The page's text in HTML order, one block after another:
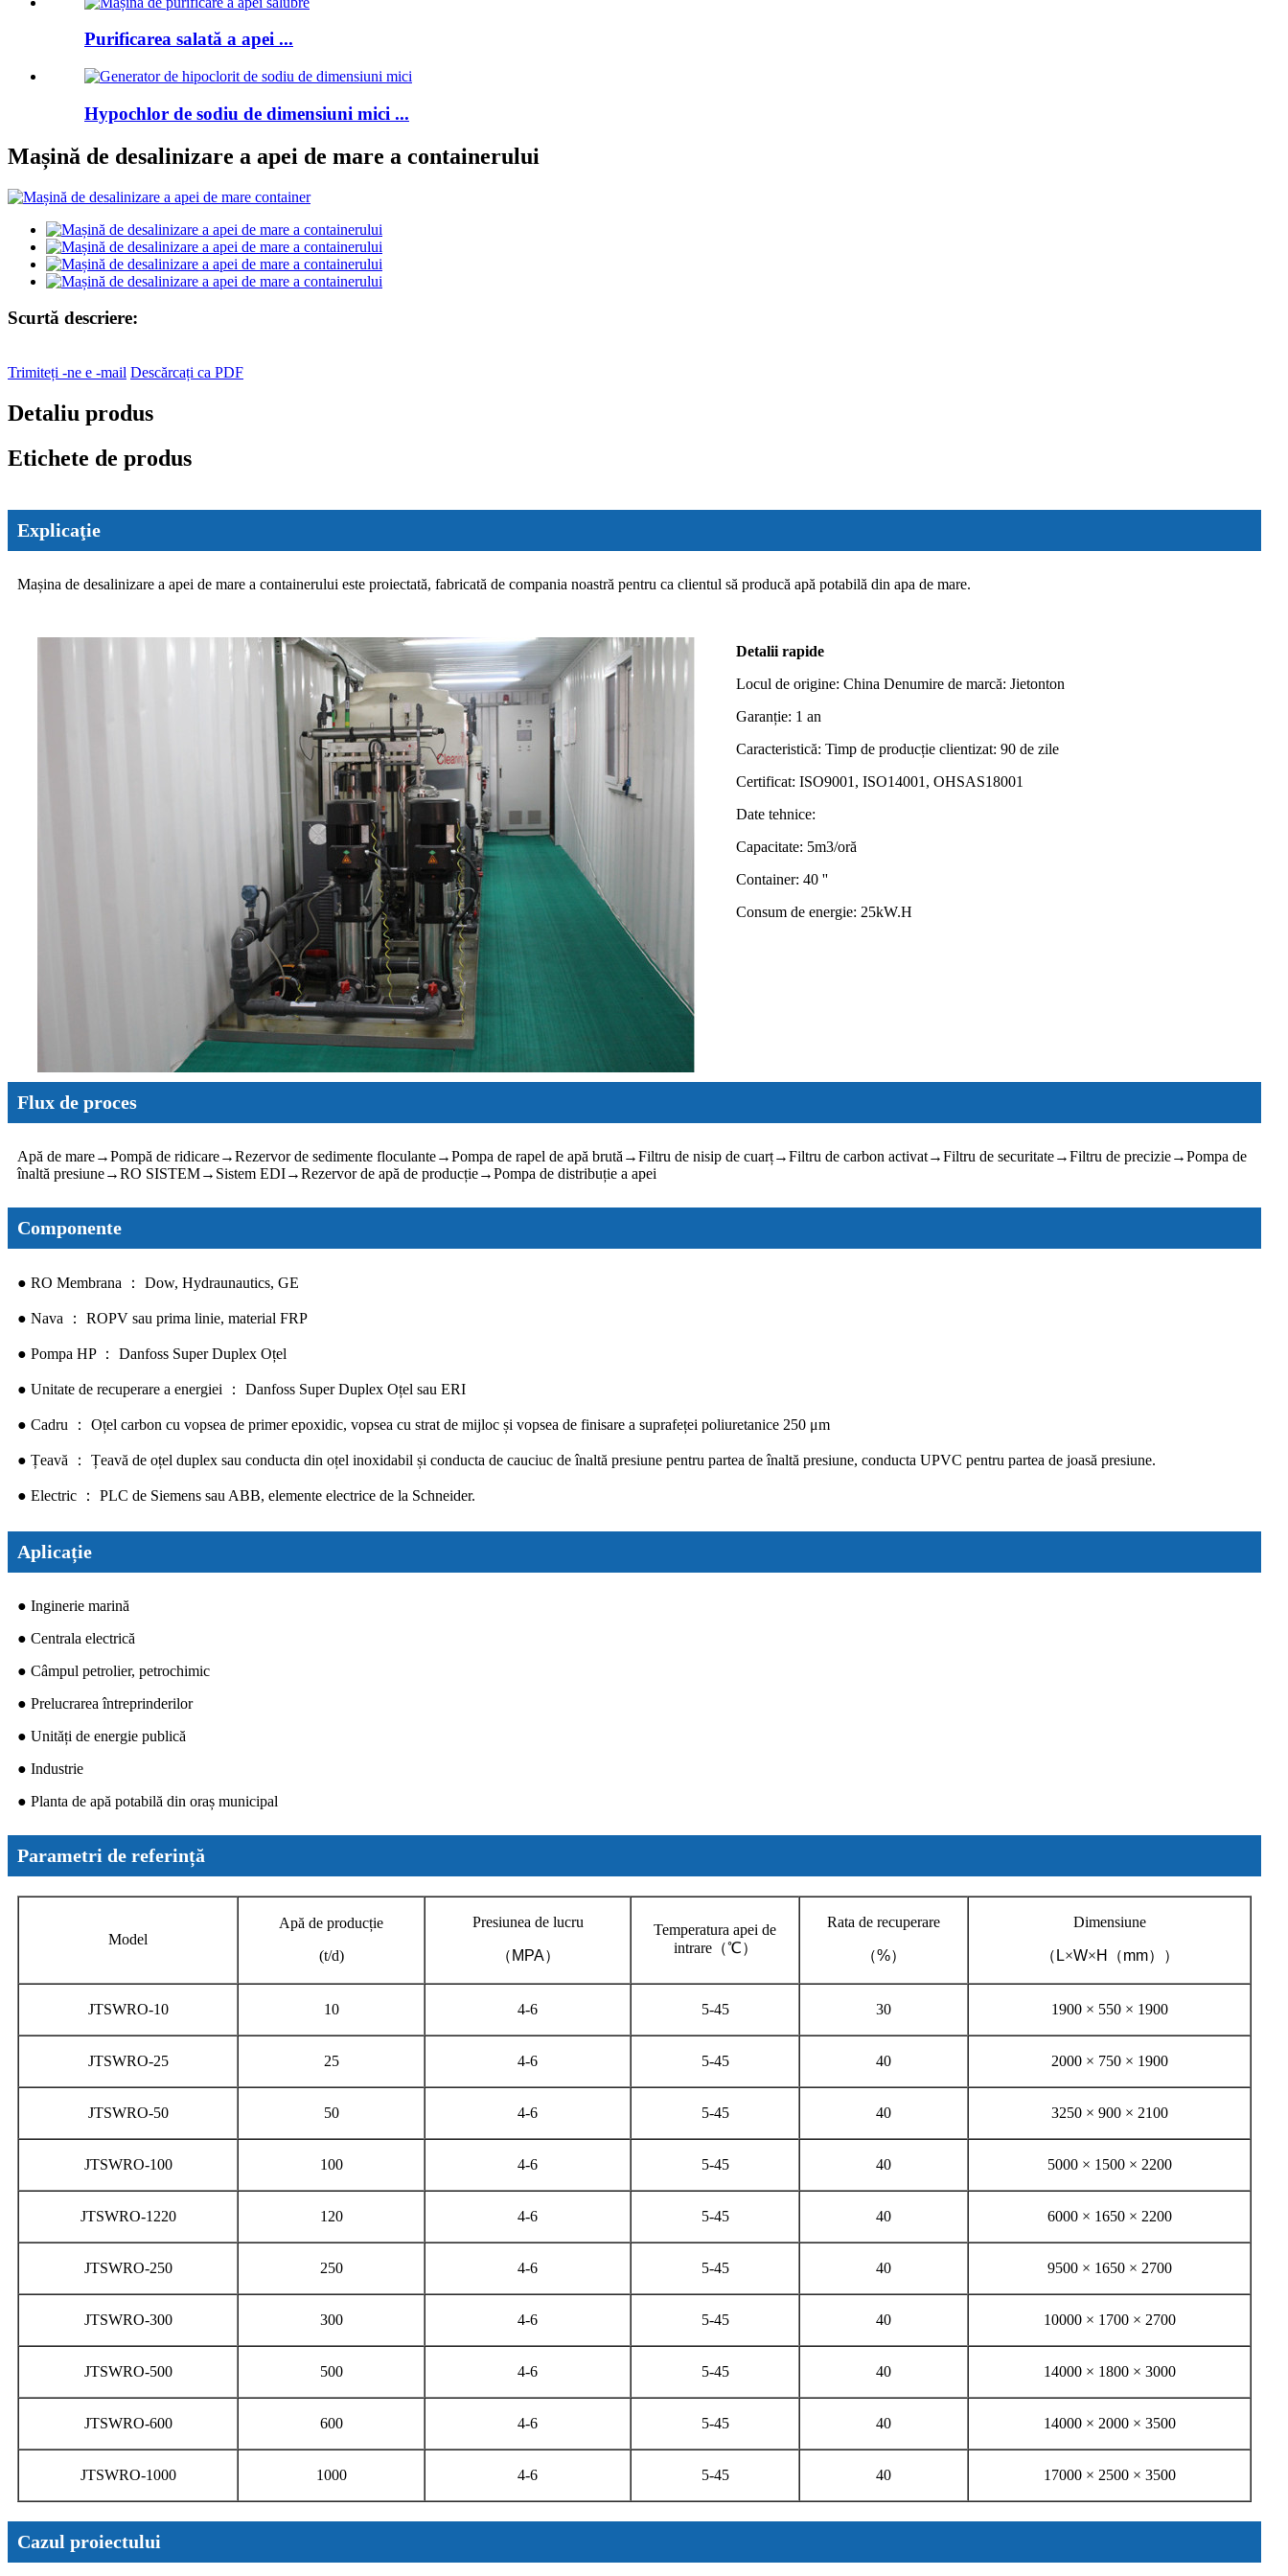
Purificarea salată a apei ...
Hypochlor de sodiu de dimensiuni mici ...
Mașină de desalinizare a apei de mare a containerului
Scurtă descriere:
Trimiteți -ne e -mail Descărcați ca PDF
Detaliu produs
Etichete de produs
Explicaţie
Mașina de desalinizare a apei de mare a containerului este proiectată, fabricată de compania noastră pentru ca clientul să producă apă potabilă din apa de mare.
Detalii rapide
Locul de origine: China Denumire de marcă: Jietonton
Garanție: 1 an
Caracteristică: Timp de producție clientizat: 90 de zile
Certificat: ISO9001, ISO14001, OHSAS18001
Date tehnice:
Capacitate: 5m3/oră
Container: 40 ''
Consum de energie: 25kW.H
Flux de proces
Apă de mare→Pompă de ridicare→Rezervor de sedimente floculante→Pompa de rapel de apă brută →Filtru de nisip de cuarț→Filtru de carbon activat→Filtru de securitate→Filtru de precizie→Pompa de
înaltă presiune→RO SISTEM→ Sistem EDI→Rezervor de apă de producție→Pompa de distribuție a apei
Componente
● RO Membrana ： Dow, Hydraunautics, GE
● Nava ： ROPV sau prima linie, material FRP
● Pompa HP ： Danfoss Super Duplex Oțel
● Unitate de recuperare a energiei ： Danfoss Super Duplex Oțel sau ERI
● Cadru ： Oțel carbon cu vopsea de primer epoxidic, vopsea cu strat de mijloc și vopsea de finisare a suprafeței poliuretanice 250 μm
● Țeavă ： Țeavă de oțel duplex sau conducta din oțel inoxidabil și conducta de cauciuc de înaltă presiune pentru partea de înaltă presiune, conducta UPVC pentru partea de joasă presiune.
● Electric ： PLC de Siemens sau ABB, elemente electrice de la Schneider.
Aplicație
● Inginerie marină
● Centrala electrică
● Câmpul petrolier, petrochimic
● Prelucrarea întreprinderilor
● Unități de energie publică
● Industrie
● Planta de apă potabilă din oraș municipal
Parametri de referință
Model
Apă de producție
(t/d)
Presiunea de lucru
（ MPA）
Temperatura apei de
intrare（℃）
Rata de recuperare
（%）
Dimensiune
（ L×W×H （mm））
JTSWRO-10 10 4-6 5-45 30 1900 × 550 × 1900
JTSWRO-25 25 4-6 5-45 40 2000 × 750 × 1900
JTSWRO-50 50 4-6 5-45 40 3250 × 900 × 2100
JTSWRO-100 100 4-6 5-45 40 5000 × 1500 × 2200
JTSWRO-1220 120 4-6 5-45 40 6000 × 1650 × 2200
JTSWRO-250 250 4-6 5-45 40 9500 × 1650 × 2700
JTSWRO-300 300 4-6 5-45 40 10000 × 1700 × 2700
JTSWRO-500 500 4-6 5-45 40 14000 × 1800 × 3000
JTSWRO-600 600 4-6 5-45 40 14000 × 2000 × 3500
JTSWRO-1000 1000 4-6 5-45 40 17000 × 2500 × 3500
Cazul proiectului